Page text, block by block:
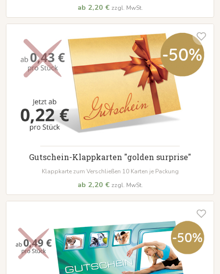
ab 2,20 € zzgl. MwSt.
Gutschein-Klappkarten "golden surprise"
Klappkarte zum Verschließen 10 Karten je Packung
ab 2,20 € zzgl. MwSt.